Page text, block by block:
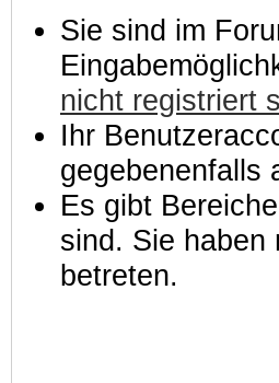
Sie sind im
nicht registriert
Ihr
gegebenenfalls
Es gibt
sind. Sie haben
betreten.